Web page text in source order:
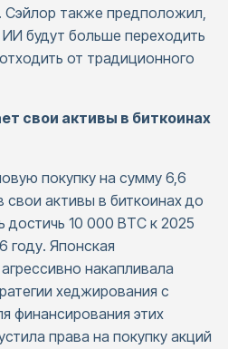
Сэйлор также предположил,
будут больше переходить
от традиционного
свои активы в биткоинах
покупку на сумму 6,6
свои активы в биткоинах до
достичь 10 000 BTC к 2025
году. Японская
накапливала
хеджирования с
финансирования этих
права на покупку акций